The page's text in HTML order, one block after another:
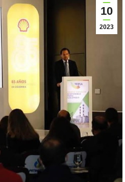
10
2023